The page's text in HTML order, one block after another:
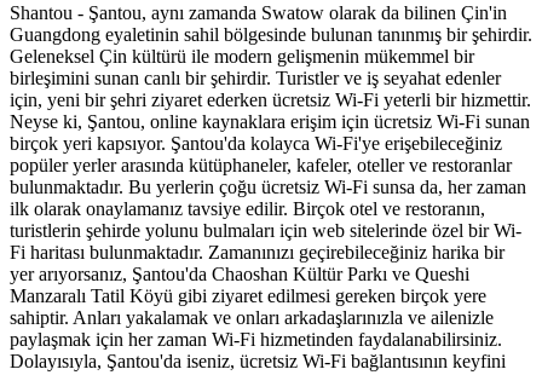
Shantou - Şantou, aynı zamanda Swatow olarak da bilinen Çin'in
Guangdong eyaletinin sahil bölgesinde bulunan tanınmış bir şehirdir.
Geleneksel Çin kültürü ile modern gelişmenin mükemmel bir
birleşimini sunan canlı bir şehirdir. Turistler ve iş seyahat edenler
için, yeni bir şehri ziyaret ederken ücretsiz Wi-Fi yeterli bir hizmettir.
Neyse ki, Şantou, online kaynaklara erişim için ücretsiz Wi-Fi sunan
birçok yeri kapsıyor. Şantou'da kolayca Wi-Fi'ye erişebileceğiniz
popüler yerler arasında kütüphaneler, kafeler, oteller ve restoranlar
bulunmaktadır. Bu yerlerin çoğu ücretsiz Wi-Fi sunsa da, her zaman
ilk olarak onaylamanız tavsiye edilir. Birçok otel ve restoranın,
turistlerin şehirde yolunu bulmaları için web sitelerinde özel bir Wi-
Fi haritası bulunmaktadır. Zamanınızı geçirebileceğiniz harika bir
yer arıyorsanız, Şantou'da Chaoshan Kültür Parkı ve Queshi
Manzaralı Tatil Köyü gibi ziyaret edilmesi gereken birçok yere
sahiptir. Anları yakalamak ve onları arkadaşlarınızla ve ailenizle
paylaşmak için her zaman Wi-Fi hizmetinden faydalanabilirsiniz.
Dolayısıyla, Şantou'da iseniz, ücretsiz Wi-Fi bağlantısının keyfini